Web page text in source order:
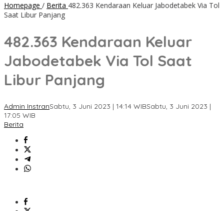
Homepage / Berita 482.363 Kendaraan Keluar Jabodetabek Via Tol
Saat Libur Panjang
482.363 Kendaraan Keluar
Jabodetabek Via Tol Saat
Libur Panjang
Admin InstranSabtu, 3 Juni 2023 | 14:14 WIBSabtu, 3 Juni 2023 |
17:05 WIB
Berita